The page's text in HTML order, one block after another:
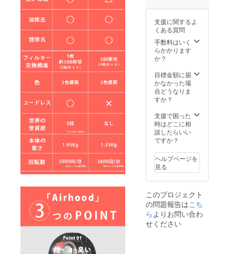
定で
す。
予定価
下がる
可能性
もござ
いま
品が発
生する
可能性
ご了承
頂いた
上でご
支援頂
様お願
い致し
ます。
2024年
らオン
ライン
ショッ
プなど
にて一
の金額
ます。
※ご注文
状況、
使用部
材の供
況、製
造工程
上の都
合など
出荷時
期が遅
れる場
合がご
す。 ※
皆様の
ご支援
により
率が向
上した
場合、
正規販
売価格
支援に関するよ
くある質問
手数料はいく
らかかります
か？
目標金額に届
かなかった場
合どうなりま
すか？
支援で困った
時はどこに相
談したらいい
ですか？
ヘルプページを
見る
このプロジェクト
の問題報告はこち
ら よりお問い合わ
せください